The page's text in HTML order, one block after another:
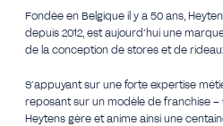
Fondée en Belgique il y a 50 ans,
depuis 2012, est aujourd’hui une
de la conception de stores et de
S’appuyant sur une forte expertise
reposant sur un modèle de franchise –
Heytens gère et anime ainsi une